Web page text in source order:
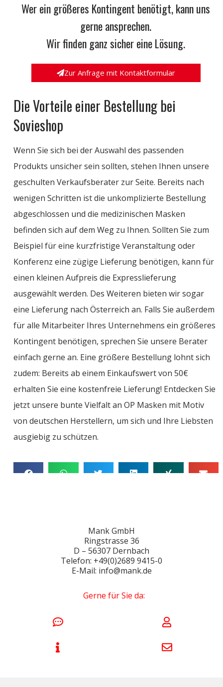
Wer ein größeres Kontingent benötigt, kann uns
gerne ansprechen.
Wir finden ganz sicher eine Lösung.
Zur Anfrage mit Kontaktformular
Die Vorteile einer Bestellung bei
Sovieshop
Wenn Sie sich bei der Auswahl des passenden
Produkts unsicher sein sollten, stehen Ihnen unsere
geschulten Verkaufsberater zur Seite. Bereits nach
wenigen Schritten ist die unkomplizierte Bestellung
abgeschlossen und die medizinischen Masken
befinden sich auf dem Weg zu Ihnen. Sollten Sie zum
Beispiel für eine kurzfristige Veranstaltung oder
Konferenz eine zügige Lieferung benötigen, kann für
einen kleinen Aufpreis die Expresslieferung
ausgewählt werden. Des Weiteren bieten wir sogar
eine Lieferung nach Österreich an. Falls Sie außerdem
für alle Mitarbeiter Ihres Unternehmens ein größeres
Kontingent benötigen, sprechen Sie unsere Berater
einfach gerne an. Eine größere Bestellung lohnt sich
zudem: Bereits ab einem Einkaufswert von 50€
erhalten Sie eine kostenfreie Lieferung! Entdecken Sie
jetzt unsere bunte Vielfalt an OP Masken mit Motiv
von deutschen Herstellern, um sich und Ihre Liebsten
ausgiebig zu schützen.
Mank GmbH
Ringstrasse 36
D – 56307 Dernbach
Telefon: +49(0)2689 9415-0
E-Mail: info@mank.de
Gerne für Sie da: